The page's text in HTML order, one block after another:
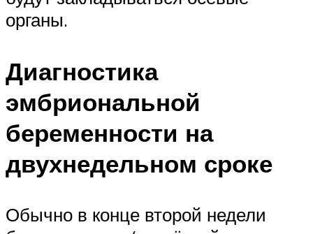
органы.
Диагностика
эмбриональной
беременности на
двухнедельном сроке
Обычно в конце второй недели